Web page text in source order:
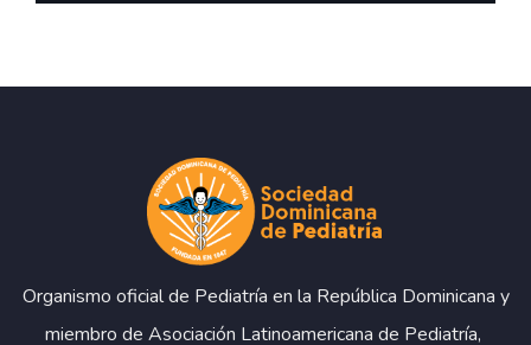
Organismo oficial de Pediatría en la República Dominicana y
miembro de Asociación Latinoamericana de Pediatría,